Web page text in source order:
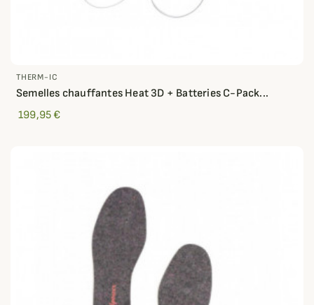
THERM-IC
Semelles chauffantes Heat 3D + Batteries C-Pack...
199,95 €